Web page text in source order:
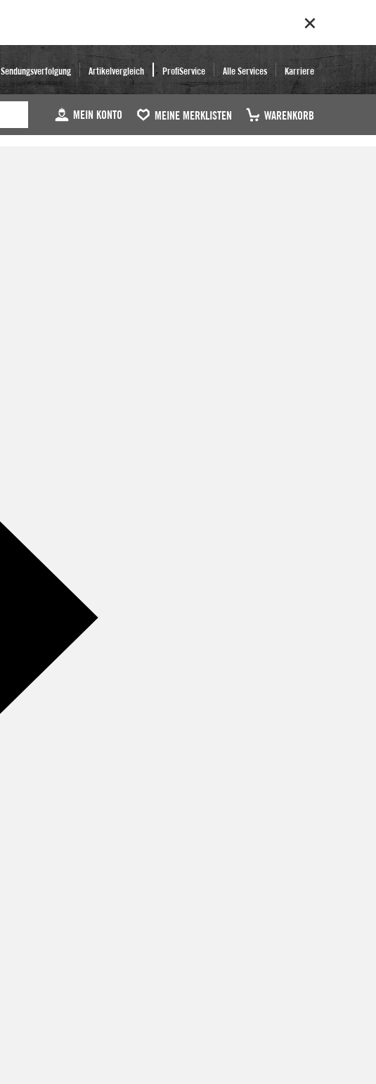
Sendungsverfolgung Artikelvergleich ProfiService Alle Services Karriere
MEIN KONTO MEINE MERKLISTEN WARENKORB